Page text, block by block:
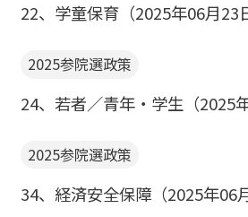
22、学童保育（2025年06月23
2025参院選政策
24、若者／青年・学生（2025
2025参院選政策
34、経済安全保障（2025年06